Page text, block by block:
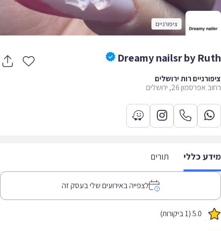
ציפורניים
Dreamy nailsr by
רות ירושלים
26, ירושלים
כללי תורים
לצפייה באירועים שלי בעסק זה
5.0 (1 ביקורות)